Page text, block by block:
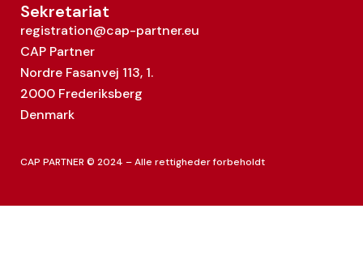
Sekretariat
registration@cap-partner.eu
CAP Partner
Nordre Fasanvej 113, 1.
2000 Frederiksberg
Denmark
CAP PARTNER © 2024 – Alle rettigheder forbeholdt